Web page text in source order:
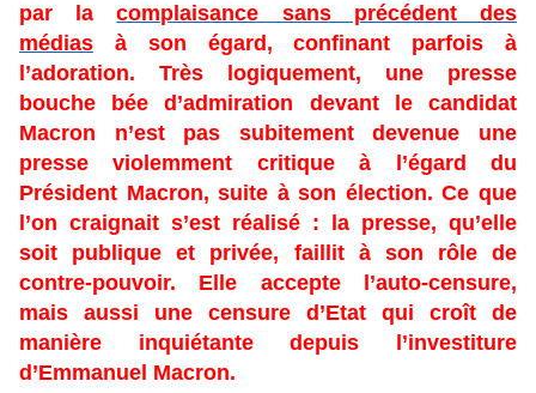
par lacomplaisance sans précédent des
médias à son égard, confinant parfois à
l’adoration. Très logiquement, une presse
bouche bée d’admiration devant le candidat
Macron n’est pas subitement devenue une
presse violemment critique à l’égard du
Président Macron, suite à son élection. Ce que
l’on craignait s’est réalisé : la presse, qu’elle
soit publique et privée, faillit à son rôle de
contre-pouvoir. Elle accepte l’auto-censure,
mais aussi une censure d’Etat qui croît de
manière inquiétante depuis l’investiture
d’Emmanuel Macron.